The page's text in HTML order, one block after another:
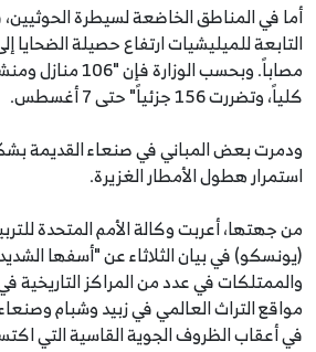
أما في المناطق الخاضعة لسيطرة
مصاباً. وبحسب
كلياً، وتضررت 156 جزئياً" حتى 7 أغسطس.
ودمرت بعض المباني في صنعاء القديمة
استمرار هطول الأمطار الغزيرة.
من جهتها، أعربت وكالة الأمم المتحدة
(يونسكو) في بيان الثلاثاء عن "أسفها
والممتلكات في عدد من المراكز التاريخية
مواقع التراث العالمي في زبيد وشبام
في أعقاب الظروف الجوية القاسية التي